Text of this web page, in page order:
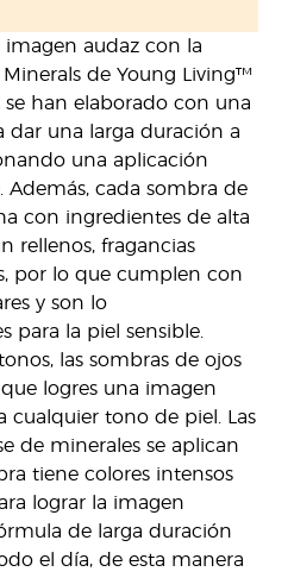
audaz con la
de Young Living™
se han elaborado con una
dar una larga duración a
una aplicación
Además, cada sombra de
con ingredientes de alta
rellenos, fragancias
por lo que cumplen con
y son lo
para la piel sensible.
las sombras de ojos
logres una imagen
cualquier tono de piel. Las
de minerales se aplican
tiene colores intensos
lograr la imagen
de larga duración
el día, de esta manera